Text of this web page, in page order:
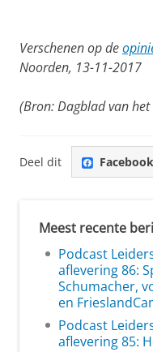
Verschenen op de
Noorden, 13-11-2017
(Bron: Dagblad van
Deel dit Facebook
Meest recente
Podcast
aflevering 86:
Schumacher,
en
Podcast
aflevering 85: